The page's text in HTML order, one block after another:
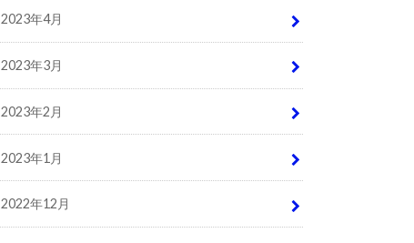
2023年4月
2023年3月
2023年2月
2023年1月
2022年12月